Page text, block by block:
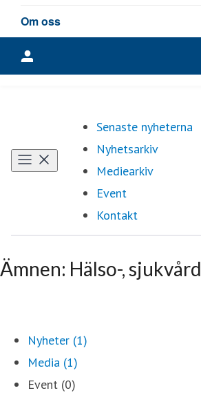
Senaste nyheterna
Nyhetsarkiv
Mediearkiv
Event
Kontakt
Ämnen: Hälso-, sjukvård
Nyheter (1)
Media (1)
Event (0)